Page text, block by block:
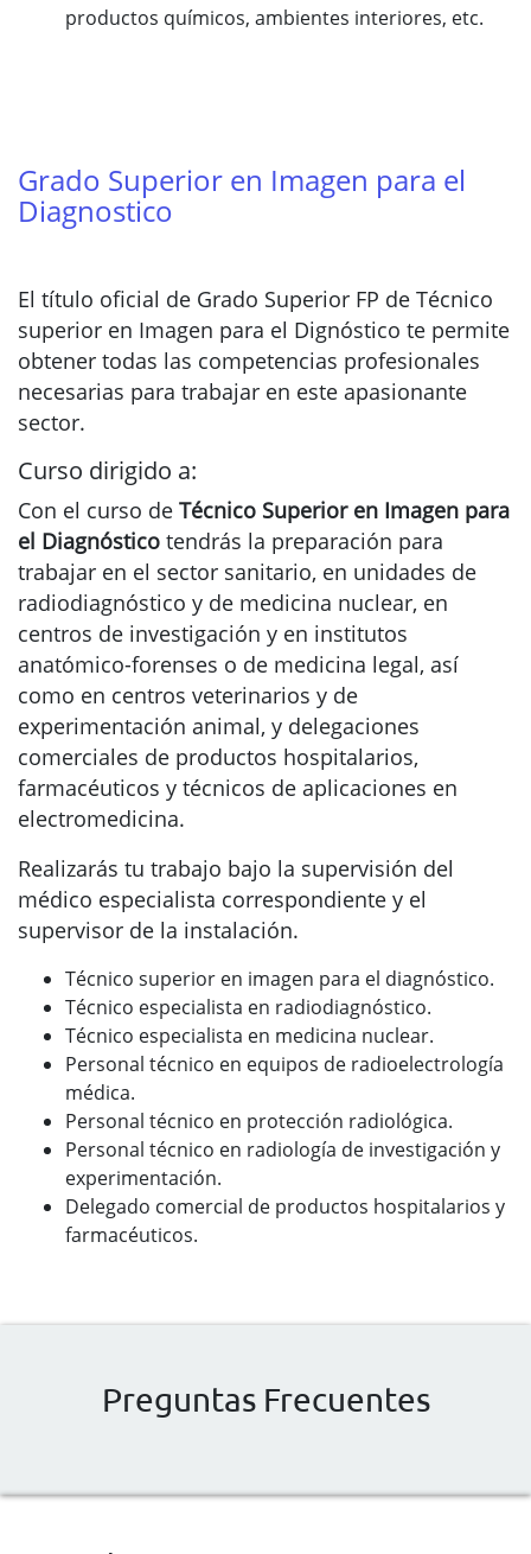
productos químicos, ambientes interiores, etc.
Grado Superior en Imagen para el
Diagnostico
El título oficial de Grado Superior FP de Técnico
superior en Imagen para el Dignóstico te permite
obtener todas las competencias profesionales
necesarias para trabajar en este apasionante
sector.
Curso dirigido a:
Con el curso de Técnico Superior en Imagen para
el Diagnóstico tendrás la preparación para
trabajar en el sector sanitario, en unidades de
radiodiagnóstico y de medicina nuclear, en
centros de investigación y en institutos
anatómico-forenses o de medicina legal, así
como en centros veterinarios y de
experimentación animal, y delegaciones
comerciales de productos hospitalarios,
farmacéuticos y técnicos de aplicaciones en
electromedicina.
Realizarás tu trabajo bajo la supervisión del
médico especialista correspondiente y el
supervisor de la instalación.
Técnico superior en imagen para el diagnóstico.
Técnico especialista en radiodiagnóstico.
Técnico especialista en medicina nuclear.
Personal técnico en equipos de radioelectrología
médica.
Personal técnico en protección radiológica.
Personal técnico en radiología de investigación y
experimentación.
Delegado comercial de productos hospitalarios y
farmacéuticos.
Preguntas Frecuentes